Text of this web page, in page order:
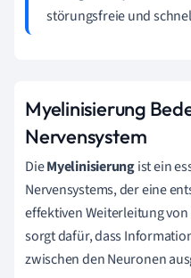
störungsfreie und
Myelinisierung
Nervensystem
DieMyelinisierungist ein
Nervensystems, der eine
effektiven Weiterleitung
sorgt dafür, dass
zwischen den Neuronen